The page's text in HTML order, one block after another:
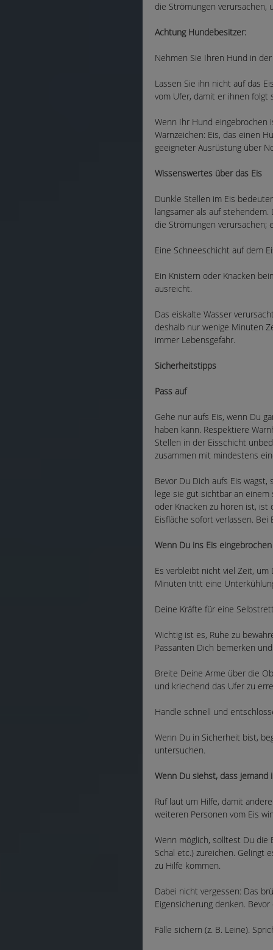
die Strömungen verursachen,
Achtung Hundebesitzer:
Nehmen Sie Ihren Hund in
Lassen Sie ihn nicht auf das
vom Ufer, damit er ihnen folgt
Wenn Ihr Hund eingebrochen
Warnzeichen: Eis, das einen
geeigneter Ausrüstung über
Wissenswertes über das Eis
Dunkle Stellen im Eis
langsamer als auf
die Strömungen verursachen;
Eine Schneeschicht auf dem
Ein Knistern oder Knacken
ausreicht.
Das eiskalte Wasser
deshalb nur wenige Minuten
immer Lebensgefahr.
Sicherheitstipps
Pass auf
Gehe nur aufs Eis, wenn Du
haben kann. Respektiere
Stellen in der Eisschicht
zusammen mit mindestens
Bevor Du Dich aufs Eis
lege sie gut sichtbar an
oder Knacken zu hören ist, ist
Eisfläche sofort verlassen.
Wenn Du ins Eis
Es verbleibt nicht viel Zeit,
Minuten tritt eine
Deine Kräfte für eine
Wichtig ist es, Ruhe zu
Passanten Dich bemerken
Breite Deine Arme über die
und kriechend das Ufer zu
Handle schnell und
Wenn Du in Sicherheit bist,
untersuchen.
Wenn Du siehst, dass jemand
Ruf laut um Hilfe, damit
weiteren Personen vom Eis
Wenn möglich, solltest Du die
Schal etc.) zureichen. Gelingt
zu Hilfe kommen.
Dabei nicht vergessen: Das
Eigensicherung denken.
Fälle sichern (z. B. Leine).